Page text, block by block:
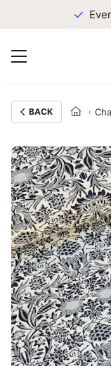
BACK